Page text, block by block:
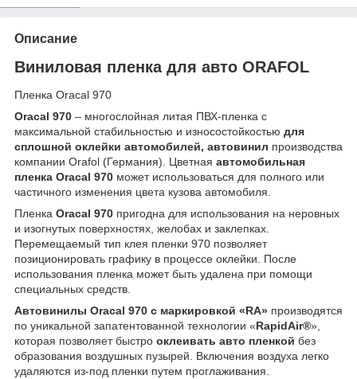
Описание
Виниловая пленка для авто ORAFOL
Пленка Oracal 970
Oracal 970 – многослойная литая ПВХ-пленка с
максимальной стабильностью и износостойкостью для
сплошной оклейки автомобилей, автовинил производства
компании Orafol (Германия). Цветная автомобильная
пленка Oracal 970 может использоваться для полного или
частичного изменения цвета кузова автомобиля.
Пленка Oracal 970 пригодна для использования на неровных
и изогнутых поверхностях, желобах и заклепках.
Перемещаемый тип клея пленки 970 позволяет
позиционировать графику в процессе оклейки. После
использования пленка может быть удалена при помощи
специальных средств.
Автовинилы Oracal 970 с маркировкой «RA» производятся
по уникальной запатентованной технологии «RapidAir®»,
которая позволяет быстро оклеивать авто пленкой без
образования воздушных пузырей. Включения воздуха легко
удаляются из-под пленки путем проглаживания.